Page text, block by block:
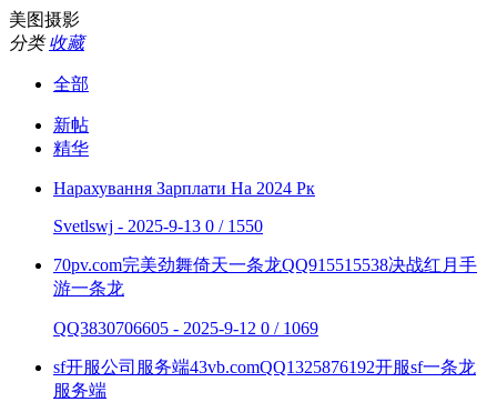
美图摄影
分类 收藏
全部
新帖
精华
Нарахування Зарплати На 2024 Рк
Svetlswj - 2025-9-13 0 / 1550
70pv.com完美劲舞倚天一条龙QQ915515538决战红月手
游一条龙
QQ3830706605 - 2025-9-12 0 / 1069
sf开服公司服务端43vb.comQQ1325876192开服sf一条龙
服务端